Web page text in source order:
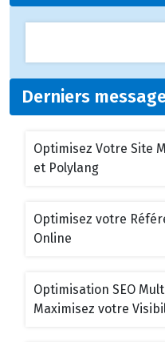
Derniers
Optimisez Votre Site
et Polylang
Optimisez votre
Online
Optimisation SEO
Maximisez votre